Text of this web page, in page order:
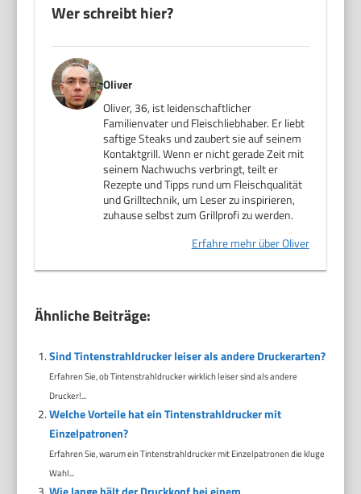
Wer schreibt hier?
Oliver
Oliver, 36, ist leidenschaftlicher
Familienvater und Fleischliebhaber. Er liebt
saftige Steaks und zaubert sie auf seinem
Kontaktgrill. Wenn er nicht gerade Zeit mit
seinem Nachwuchs verbringt, teilt er
Rezepte und Tipps rund um Fleischqualität
und Grilltechnik, um Leser zu inspirieren,
zuhause selbst zum Grillprofi zu werden.
Erfahre mehr über Oliver
Ähnliche Beiträge:
Sind Tintenstrahldrucker leiser als andere Druckerarten?
Erfahren Sie, ob Tintenstrahldrucker wirklich leiser sind als andere
Drucker!...
Welche Vorteile hat ein Tintenstrahldrucker mit
Einzelpatronen?
Erfahren Sie, warum ein Tintenstrahldrucker mit Einzelpatronen die kluge
Wahl...